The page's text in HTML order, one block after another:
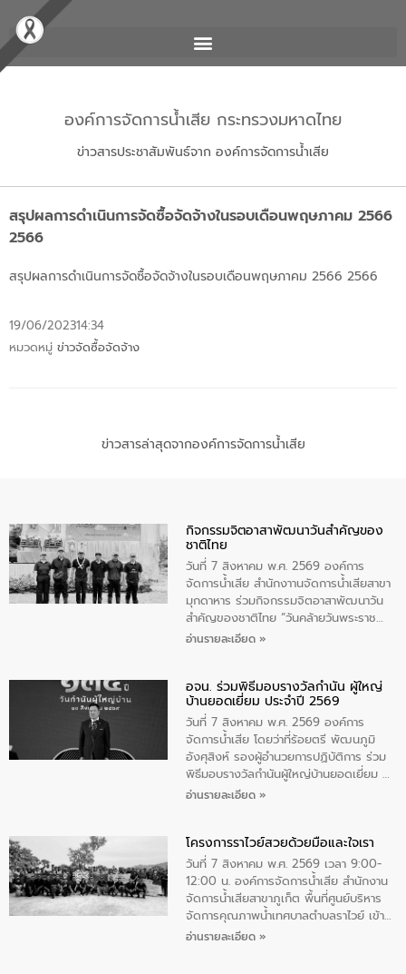
องค์การจัดการน้ำเสีย กระทรวงมหาดไทย
ข่าวสารประชาสัมพันธ์จาก องค์การจัดการน้ำเสีย
สรุปผลการดำเนินการจัดซื้อจัดจ้างในรอบเดือนพฤษภาคม 2566
2566
สรุปผลการดำเนินการจัดซื้อจัดจ้างในรอบเดือนพฤษภาคม 2566 2566
19/06/202314:34
หมวดหมู่ ข่าวจัดซื้อจัดจ้าง
ข่าวสารล่าสุดจากองค์การจัดการน้ำเสีย
กิจกรรมจิตอาสาพัฒนาวันสําคัญของ
ชาติไทย
วันที่ 7 สิงหาคม พ.ศ. 2569 องค์การ
จัดการน้ำเสีย สำนักงาานจัดการน้ำเสียสาขา
มุกดาหาร ร่วมกิจกรรมจิตอาสาพัฒนาวัน
สําคัญของชาติไทย “วันคล้ายวันพระราช
สมภพ สมเด็จพระนางเจ้าสิริกิติ์พระบรม
ทิพย์คำ รองผู้ว่าราชการจังหวัดมุกดาหาร
เป็นประธานในพิธี ณ เรือนจําชั่วคราวนาโสก
ตําบลนาโสก อําเภอเมืองมุกดาหาร จังหวัด
มุกดาหาร โดยในกิจกรรมได้ร่วมปลูกป่า และ
ทําความสะอาดภายในบริเวณ จัดกิจกรรม
เพื่อถวายเป็นพระราชกุศล สมเด็จพระนาง
เจ้าสิริกิติ์พระบรมราชินีนาถ พระบรมราช
อ่านรายละเอียด »
อจน. ร่วมพิธีมอบรางวัลกำนัน ผู้ใหญ่
บ้านยอดเยี่ยม ประจำปี 2569
วันที่ 7 สิงหาคม พ.ศ. 2569 องค์การ
จัดการน้ำเสีย โดยว่าที่ร้อยตรี พัฒนภูมิ
อังศุสิงห์ รองผู้อำนวยการปฏิบัติการ ร่วม
พิธีมอบรางวัลกำนันผู้ใหญ่บ้านยอดเยี่ยม ณ
ทำเนียบรัฐบาล โดยมีนายอนุทิน ชาญวีรกูล
ทองคำและประกาศเกียรติคุณให้แก่ กำนัน
ผู้ใหญ่บ้านยอดเยี่ยม พร้อมกล่าวชื่นชม ให้
โอวาท และมอบนโยบาย
อ่านรายละเอียด »
โครงการราไวย์สวยด้วยมือและใจเรา
วันที่ 7 สิงหาคม พ.ศ. 2569 เวลา 9:00-
12:00 น. องค์การจัดการน้ำเสีย สำนักงาน
จัดการน้ำเสียสาขาภูเก็ต พื้นที่ศูนย์บริหาร
จัดการคุณภาพน้ำเทศบาลตำบลราไวย์ เข้า
ร่วมโครงการราไวย์สวยด้วยมือและใจเรา
อ่านรายละเอียด »